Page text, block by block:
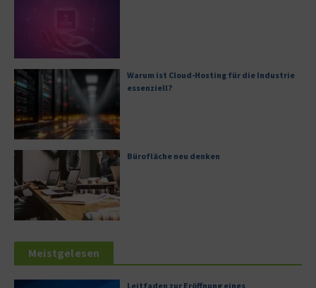
Warum ist Cloud-Hosting für die Industrie
essenziell?
Bürofläche neu denken
Meistgelesen
Leitfaden zur Eröffnung eines